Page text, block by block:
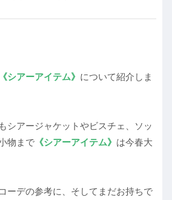
《シアーアイテム》 について紹介しま
シアージャケットやビスチェ、ソッ
物まで 《シアーアイテム》 は今春大
ーデの参考に、そしてまだお持ちで